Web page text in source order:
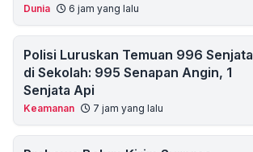
Dunia 6 jam yang lalu
Polisi Luruskan Temuan 996 Senjata
di Sekolah: 995 Senapan Angin, 1
Senjata Api
Keamanan 7 jam yang lalu